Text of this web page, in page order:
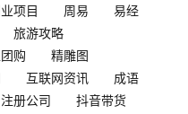
项目 周易
易经
旅游攻略
购
精雕图
互联网资讯
成语
注册公司
抖音带货